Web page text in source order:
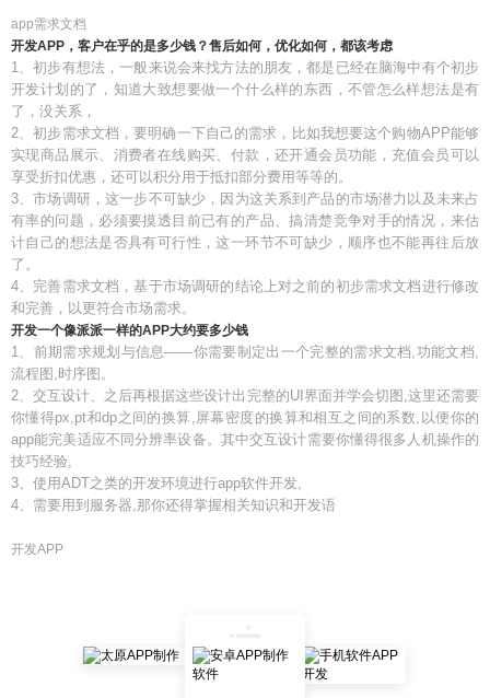
app需求文档
开发APP，客户在乎的是多少钱？售后如何，优化如何，都该考虑
1、初步有想法，一般来说会来找方法的朋友，都是已经在脑海中有个初步
开发计划的了，知道大致想要做一个什么样的东西，不管怎么样想法是有
了，没关系，
2、初步需求文档，要明确一下自己的需求，比如我想要这个购物APP能够
实现商品展示、消费者在线购买、付款，还开通会员功能，充值会员可以
享受折扣优惠，还可以积分用于抵扣部分费用等等的。
3、市场调研，这一步不可缺少，因为这关系到产品的市场潜力以及未来占
有率的问题，必须要摸透目前已有的产品、搞清楚竞争对手的情况，来估
计自己的想法是否具有可行性，这一环节不可缺少，顺序也不能再往后放
了。
4、完善需求文档，基于市场调研的结论上对之前的初步需求文档进行修改
和完善，以更符合市场需求。
开发一个像派派一样的APP大约要多少钱
1、前期需求规划与信息——你需要制定出一个完整的需求文档,功能文档,
流程图,时序图。
2、交互设计、之后再根据这些设计出完整的UI界面并学会切图,这里还需要
你懂得px,pt和dp之间的换算,屏幕密度的换算和相互之间的系数,以便你的
app能完美适应不同分辨率设备。其中交互设计需要你懂得很多人机操作的
技巧经验,
3、使用ADT之类的开发环境进行app软件开发,
4、需要用到服务器,那你还得掌握相关知识和开发语
开发APP